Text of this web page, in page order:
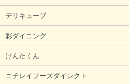
デリキューブ
彩ダイニング
けんたくん
ニチレイフーズダイレクト